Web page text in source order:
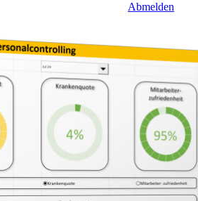
Abmelden